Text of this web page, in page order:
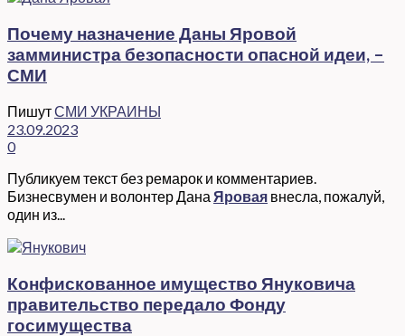
Почему назначение Даны Яровой
замминистра безопасности опасной идеи, –
СМИ
ПишутСМИ УКРАИНЫ
23.09.2023
0
Публикуем текст без ремарок и комментариев.
Бизнесвумен и волонтер Дана Яровая внесла, пожалуй,
один из...
Конфискованное имущество Януковича
правительство передало Фонду
госимущества